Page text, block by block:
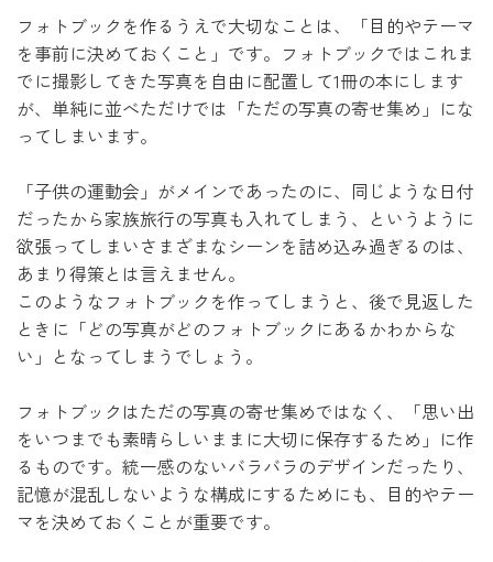
フォトブックを作るうえで大切なことは、「目的やテーマ
を事前に決めておくこと」です。フォトブックではこれま
でに撮影してきた写真を自由に配置して1冊の本にします
が、単純に並べただけでは「ただの写真の寄せ集め」にな
ってしまいます。
「子供の運動会」がメインであったのに、同じような日付
だったから家族旅行の写真も入れてしまう、というように
欲張ってしまいさまざまなシーンを詰め込み過ぎるのは、
あまり得策とは言えません。
このようなフォトブックを作ってしまうと、後で見返した
ときに「どの写真がどのフォトブックにあるかわからな
い」となってしまうでしょう。
フォトブックはただの写真の寄せ集めではなく、「思い出
をいつまでも素晴らしいままに大切に保存するため」に作
るものです。統一感のないバラバラのデザインだったり、
記憶が混乱しないような構成にするためにも、目的やテー
マを決めておくことが重要です。